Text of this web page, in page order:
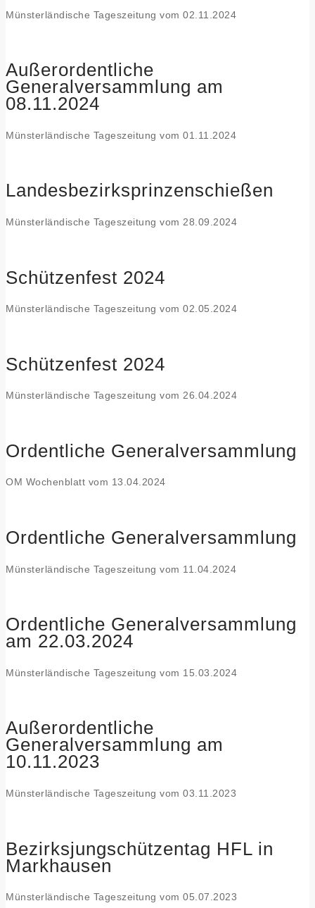
Münsterländische Tageszeitung vom 02.11.2024
Außerordentliche
Generalversammlung am
08.11.2024
Münsterländische Tageszeitung vom 01.11.2024
Landesbezirksprinzenschießen
Münsterländische Tageszeitung vom 28.09.2024
Schützenfest 2024
Münsterländische Tageszeitung vom 02.05.2024
Schützenfest 2024
Münsterländische Tageszeitung vom 26.04.2024
Ordentliche Generalversammlung
OM Wochenblatt vom 13.04.2024
Ordentliche Generalversammlung
Münsterländische Tageszeitung vom 11.04.2024
Ordentliche Generalversammlung
am 22.03.2024
Münsterländische Tageszeitung vom 15.03.2024
Außerordentliche
Generalversammlung am
10.11.2023
Münsterländische Tageszeitung vom 03.11.2023
Bezirksjungschützentag HFL in
Markhausen
Münsterländische Tageszeitung vom 05.07.2023